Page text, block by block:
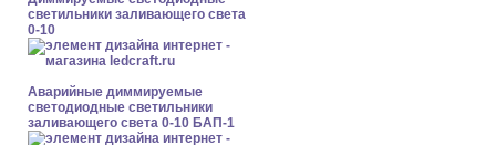
светильники заливающего света
0-10
Аварийные диммируемые
светодиодные светильники
заливающего света 0-10 БАП-1